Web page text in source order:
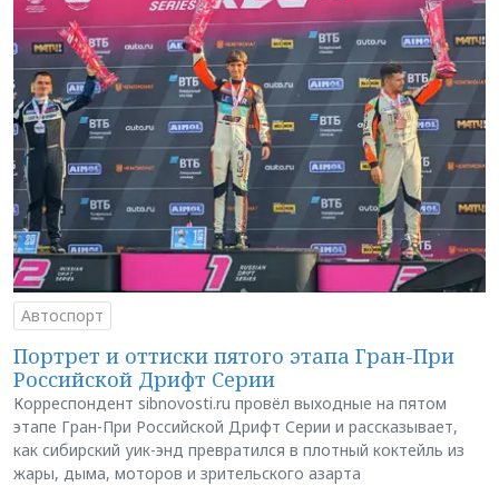
Автоспорт
Портрет и оттиски пятого этапа Гран-При
Российской Дрифт Серии
Корреспондент sibnovosti.ru провёл выходные на пятом
этапе Гран-При Российской Дрифт Серии и рассказывает,
как сибирский уик-энд превратился в плотный коктейль из
жары, дыма, моторов и зрительского азарта